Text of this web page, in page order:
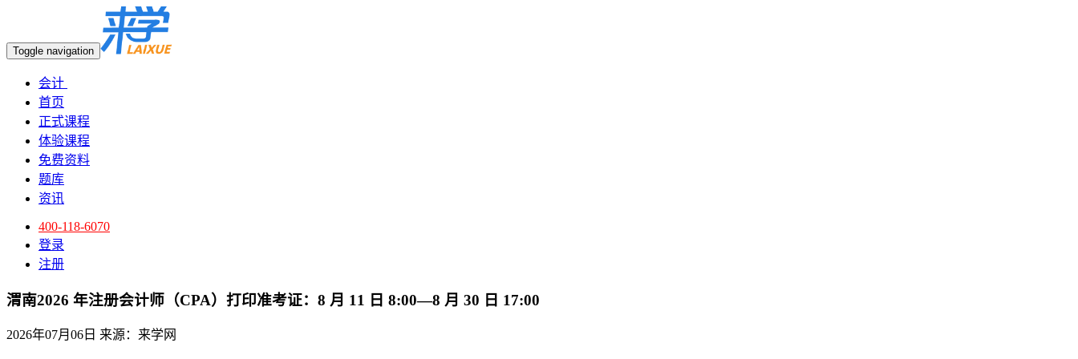
Toggle navigation
会计
首页
正式课程
体验课程
免费资料
题库
资讯
400-118-6070
登录
注册
渭南2026 年注册会计师（CPA）打印准考证：8 月 11 日 8:00—8 月 30 日 17:00
2026年07月06日 来源：来学网